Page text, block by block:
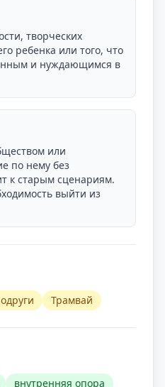
творческих
ребенка или того, что
и нуждающимся в
или
по нему без
к старым сценариям.
выйти из
Трамвай
внутренняя опора